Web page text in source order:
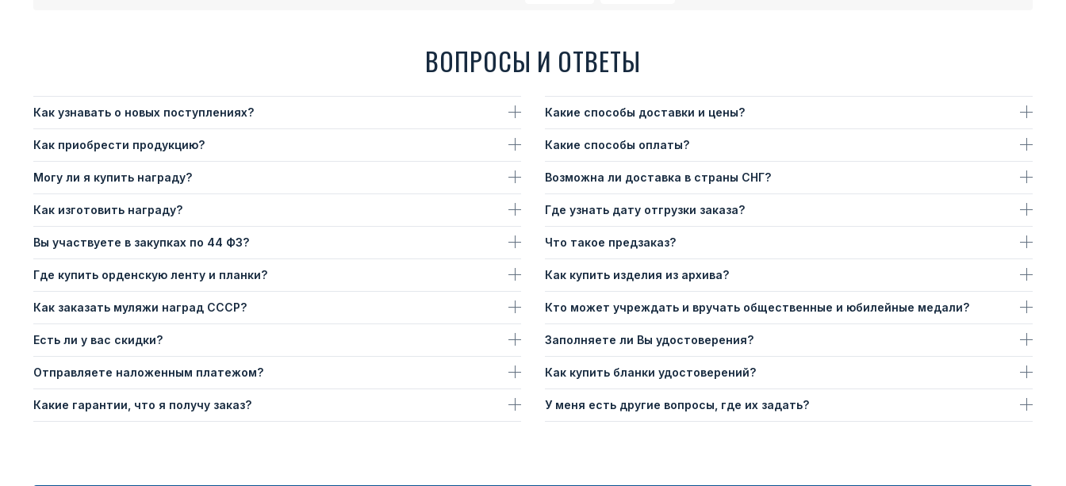
ВОПРОСЫ И ОТВЕТЫ
Как узнавать о новых поступлениях?
Как приобрести продукцию?
Могу ли я купить награду?
Как изготовить награду?
Вы участвуете в закупках по 44 ФЗ?
Где купить орденскую ленту и планки?
Как заказать муляжи наград СССР?
Есть ли у вас скидки?
Отправляете наложенным платежом?
Какие гарантии, что я получу заказ?
Какие способы доставки и цены?
Какие способы оплаты?
Возможна ли доставка в страны СНГ?
Где узнать дату отгрузки заказа?
Что такое предзаказ?
Как купить изделия из архива?
Кто может учреждать и вручать общественные и юбилейные медали?
Заполняете ли Вы удостоверения?
Как купить бланки удостоверений?
У меня есть другие вопросы, где их задать?